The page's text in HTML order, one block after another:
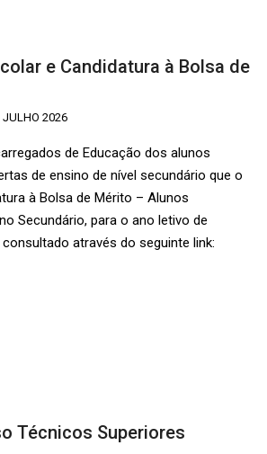
e Candidatura à Bolsa de
JULHO 2026
de Educação dos alunos
de ensino de nível secundário que o
à Bolsa de Mérito – Alunos
Secundário, para o ano letivo de
através do seguinte link:
Técnicos Superiores